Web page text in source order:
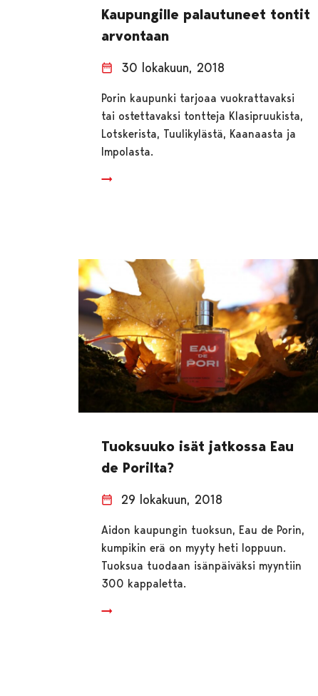
Kaupungille palautuneet tontit
arvontaan
30 lokakuun, 2018
Porin kaupunki tarjoaa vuokrattavaksi
tai ostettavaksi tontteja Klasipruukista,
Lotskerista, Tuulikylästä, Kaanaasta ja
Impolasta.
Tuoksuuko isät jatkossa Eau
de Porilta?
29 lokakuun, 2018
Aidon kaupungin tuoksun, Eau de Porin,
kumpikin erä on myyty heti loppuun.
Tuoksua tuodaan isänpäiväksi myyntiin
300 kappaletta.